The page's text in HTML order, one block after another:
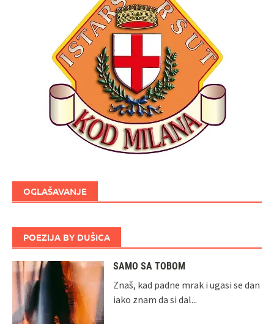
OGLAŠAVANJE
POEZIJA BY DUŠICA
SAMO SA TOBOM
Znaš, kad padne mrak i ugasi se dan
iako znam da si dal...